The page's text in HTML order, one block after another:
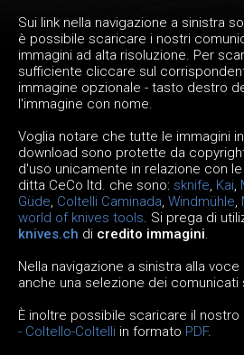
Sui link nella navigazione a sinistra
è possibile scaricare i nostri
immagini ad alta risoluzione. Per
sufficiente cliccare sul
immagine opzionale - tasto destro
l'immagine con nome.
Voglia notare che tutte le immagini
download sono protette da
d'uso unicamente in relazione con
ditta CeCo ltd. che sono: sknife, Kai,
Güde, Coltelli Caminada, Windmühle,
world of knives tools. Si prega di
knives.ch di credito immagini.
Nella navigazione a sinistra alla voce
anche una selezione dei
È inoltre possibile scaricare il nostro
- Coltello-Coltelli in formato PDF.